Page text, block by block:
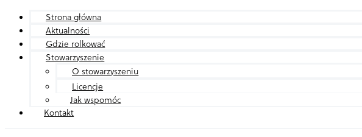
Strona główna
Aktualności
Gdzie rolkować
Stowarzyszenie
O stowarzyszeniu
Licencje
Jak wspomóc
Kontakt